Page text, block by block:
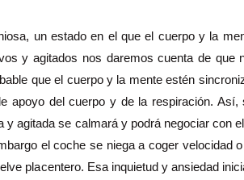
un estado en el que el cuerpo y la
y agitados nos daremos cuenta de que
que el cuerpo y la mente estén
apoyo del cuerpo y de la respiración.
agitada se calmará y podrá negociar con
el coche se niega a coger velocidad
placentero. Esa inquietud y ansiedad